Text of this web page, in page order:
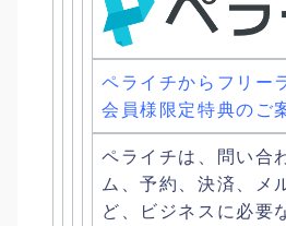
ペライチからフリー
会員様限定特典のご
ペライチは、問い合
ム、予約、決済、メ
ど、
ビジネスに必要